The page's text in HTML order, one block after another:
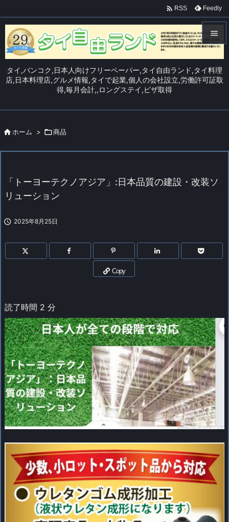
タイ,バンコク,日本人向けフリーペーパー,タイ自由ランド,タイ料理
店,日本料理店,グルメ情報,タイで起業,個人の会社設立,労働許可証取
得,毎月会計,,ロングステイ,ビザ取得

メニュ


 RSS Feedly
 ホーム > 商品
「トーヨーテクノアジア」:日本品質の建設・改装ソ
リューション
 2025年8月25日
Copy
読了時間 2 分